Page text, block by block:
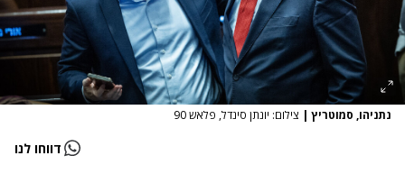
נתניהו, סמוטריץ | צילום: יונתן סינדל, פלאש 90
דווחו לנו